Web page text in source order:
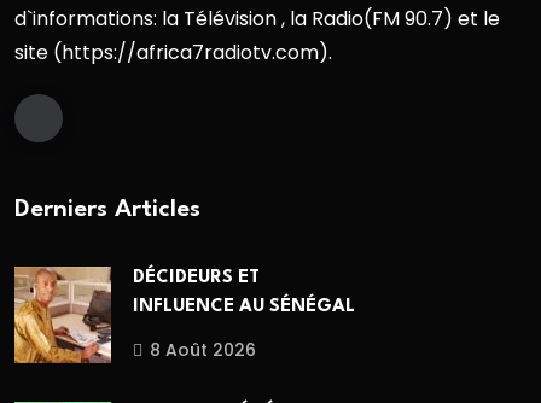
d`informations: la Télévision , la Radio(FM 90.7) et le
site (https://africa7radiotv.com).
Derniers Articles
DÉCIDEURS ET
INFLUENCE AU SÉNÉGAL
8 Août 2026